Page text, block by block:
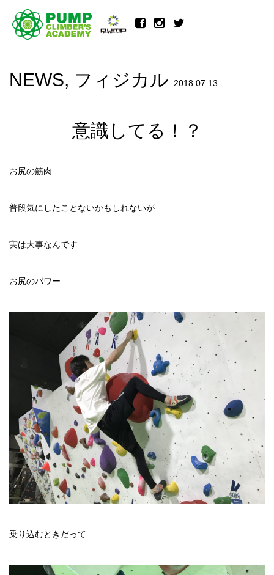
NEWS, フィジカル 2018.07.13
意識してる！？
お尻の筋肉
普段気にしたことないかもしれないが
実は大事なんです
お尻のパワー
乗り込むときだって